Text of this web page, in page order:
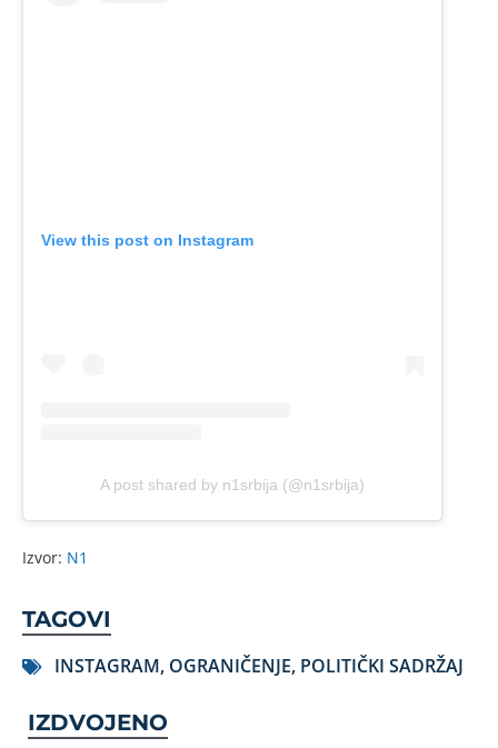
View this post on Instagram
A post shared by n1srbija (@n1srbija)
Izvor: N1
TAGOVI
INSTAGRAM, OGRANIČENJE, POLITIČKI SADRŽAJ
IZDVOJENO